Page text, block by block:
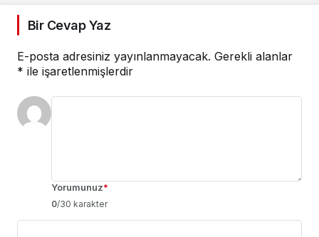
Bir Cevap Yaz
E-posta adresiniz yayınlanmayacak. Gerekli alanlar
* ile işaretlenmişlerdir
Yorumunuz*
0/30 karakter